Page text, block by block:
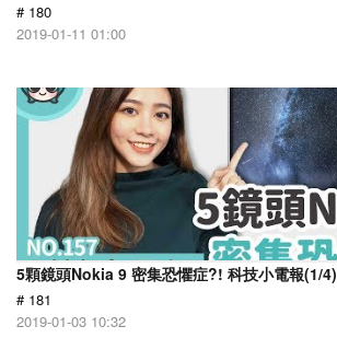
# 180
2019-01-11 01:00
5顆鏡頭Nokia 9 密集恐懼症?! 科技小電報(1/4)
# 181
2019-01-03 10:32